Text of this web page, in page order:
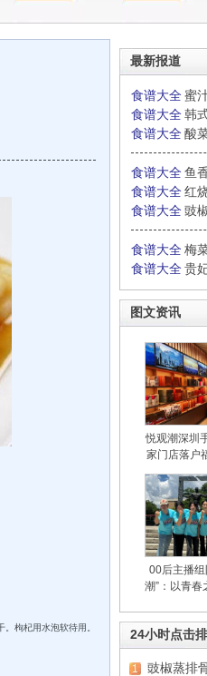
枸杞用水泡软待用。
最新报道
食谱大全蜜
食谱大全韩
食谱大全酸
食谱大全鱼
食谱大全红
食谱大全豉
食谱大全梅
食谱大全贵
图文资讯
悦观潮深圳
家门店落户
区兴业
00后主播组
潮”：以青春
24小时点击
豉椒蒸排